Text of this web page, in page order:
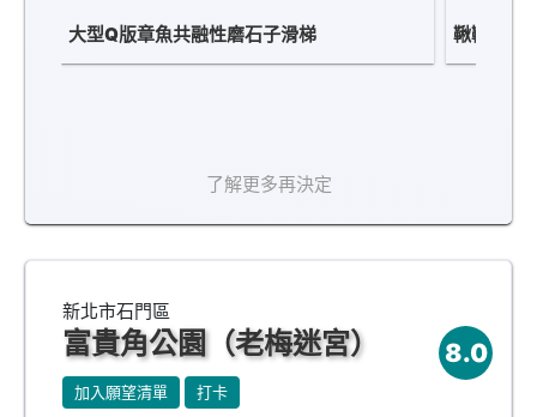
大型Q版章魚共融性磨石子滑梯 鞦韆
了解更多再決定
新北市石門區
富貴角公園（老梅迷宮） 8.0
加入願望清單 打卡